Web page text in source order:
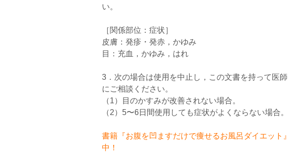
い。
［関係部位：症状］
皮膚：発疹・発赤，かゆみ
目：充血，かゆみ，はれ
3．次の場合は使用を中止し，この文書を持って医
にご相談ください。
（1）目のかすみが改善されない場合。
（2）5〜6日間使用しても症状がよくならない場合。
書籍『お腹を凹ますだけで痩せるお風呂ダイエット
中！